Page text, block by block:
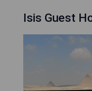
Isis Guest